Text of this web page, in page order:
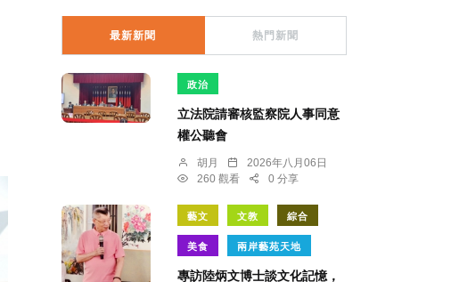
最新新聞 熱門新聞
政治
立法院請審核監察院人事同意
權公聽會
胡月
2026年八月06日
260 觀看
0 分享
藝文 文教 綜合
美食 兩岸藝苑天地
專訪陸炳文博士談文化記憶，